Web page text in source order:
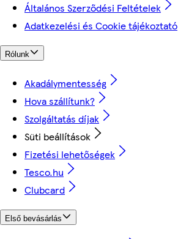
Általános Szerződési Feltételek
Adatkezelési és Cookie tájékoztató
Rólunk
Akadálymentesség
Hova szállítunk?
Szolgáltatás díjak
Süti beállítások
Fizetési lehetőségek
Tesco.hu
Clubcard
Első bevásárlás